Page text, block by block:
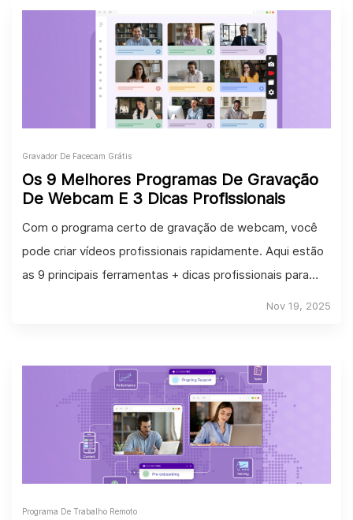
Gravador De Facecam Grátis
Os 9 Melhores Programas De Gravação
De Webcam E 3 Dicas Profissionais
Com o programa certo de gravação de webcam, você
pode criar vídeos profissionais rapidamente. Aqui estão
as 9 principais ferramentas + dicas profissionais para
Nov 19, 2025
Programa De Trabalho Remoto